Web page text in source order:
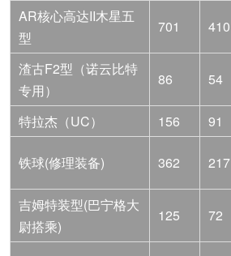
AR核心高达II木星五
型
701 410
渣古F2型（诺云比特
专用）
86 54
特拉杰（UC） 156 91
铁球(修理装备) 362 217
吉姆特装型(巴宁格大
尉搭乘)
125 72